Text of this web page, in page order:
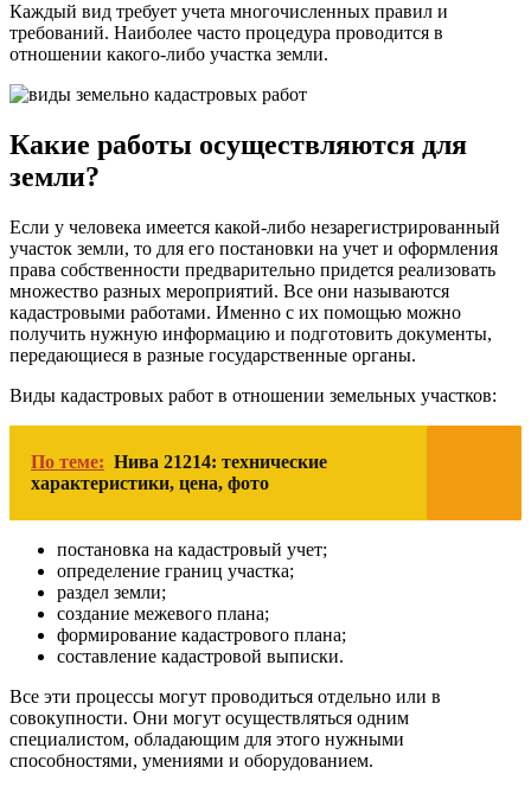
Каждый вид требует учета многочисленных правил и
требований. Наиболее часто процедура проводится в
отношении какого-либо участка земли.
Какие работы осуществляются для
земли?
Если у человека имеется какой-либо незарегистрированный
участок земли, то для его постановки на учет и оформления
права собственности предварительно придется реализовать
множество разных мероприятий. Все они называются
кадастровыми работами. Именно с их помощью можно
получить нужную информацию и подготовить документы,
передающиеся в разные государственные органы.
Виды кадастровых работ в отношении земельных участков:
По теме: Нива 21214: технические
характеристики, цена, фото
постановка на кадастровый учет;
определение границ участка;
раздел земли;
создание межевого плана;
формирование кадастрового плана;
составление кадастровой выписки.
Все эти процессы могут проводиться отдельно или в
совокупности. Они могут осуществляться одним
специалистом, обладающим для этого нужными
способностями, умениями и оборудованием.